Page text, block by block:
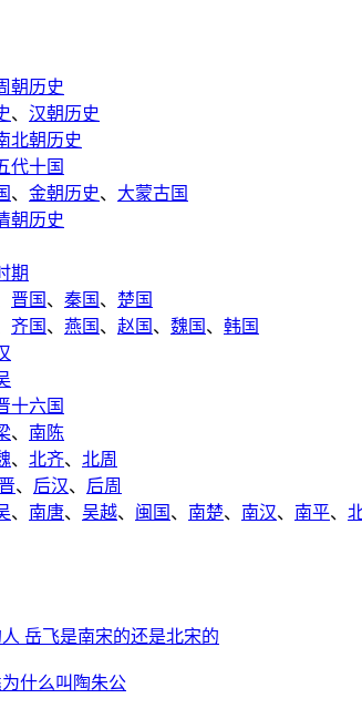
朝历史
、 汉朝历史
北朝历史
代十国
、 金朝历史、 大蒙古国
朝历史
期
晋国 、 秦国 、 楚国
齐国 、 燕国 、 赵国 、 魏国 、 韩国
十六国
、 南陈
、 北齐、 北周
、 后汉、 后周
、 南唐、 吴越、 闽国 、 南楚、 南汉、 南平、
岳飞是南宋的还是北宋的
什么叫陶朱公